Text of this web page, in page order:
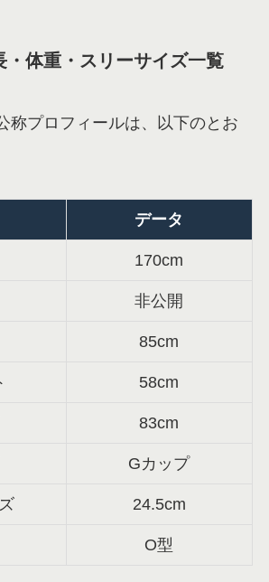
・体重・スリーサイズ一覧
称プロフィールは、以下のとお
データ
170cm
非公開
85cm
58cm
83cm
Gカップ
24.5cm
O型